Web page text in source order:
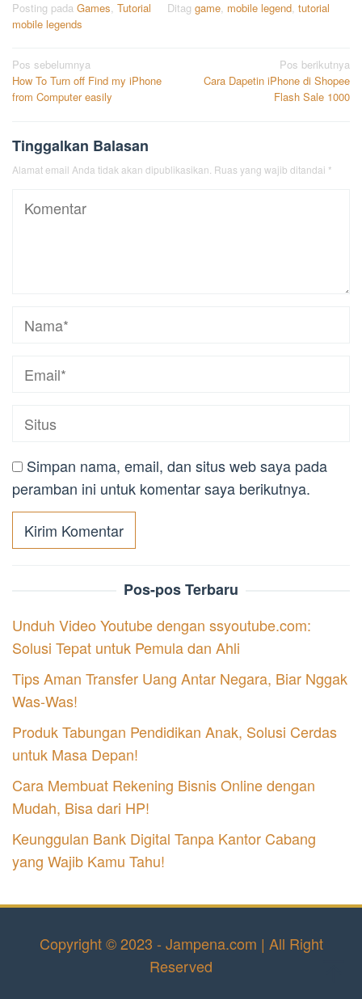
Posting pada Games Tutorial Ditag game mobile legend tutorial
mobile legends
Navigasi
pos
Pos sebelumnya
How To Turn off Find my iPhone
from Computer easily
Pos berikutnya
Cara Dapetin iPhone di Shopee
Flash Sale 1000
Tinggalkan Balasan
Alamat email Anda tidak akan dipublikasikan. Ruas yang wajib ditandai *
Simpan nama, email, dan situs web saya pada
peramban ini untuk komentar saya berikutnya.
Pos-pos Terbaru
Unduh Video Youtube dengan ssyoutube.com:
Solusi Tepat untuk Pemula dan Ahli
Tips Aman Transfer Uang Antar Negara, Biar Nggak
Was-Was!
Produk Tabungan Pendidikan Anak, Solusi Cerdas
untuk Masa Depan!
Cara Membuat Rekening Bisnis Online dengan
Mudah, Bisa dari HP!
Keunggulan Bank Digital Tanpa Kantor Cabang
yang Wajib Kamu Tahu!
Copyright © 2023 - Jampena.com | All Right
Reserved